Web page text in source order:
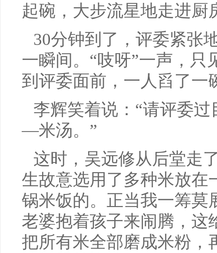
起碗，大步流星地走进厨
30分钟到了，评委紧张
一瞬间。“吱呀”一声，只
到评委面前，一人舀了一
李辉笑着说：“请评委
—米汤。”
这时，吴远修从后堂走
生故意选用了多种米放在
锅米饭的。正当我一筹莫
老婆抱着孩子来闹腾，这
把所有米全部磨成米粉，